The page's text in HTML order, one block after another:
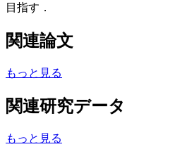
目指す．
関連論文
もっと見る
関連研究データ
もっと見る